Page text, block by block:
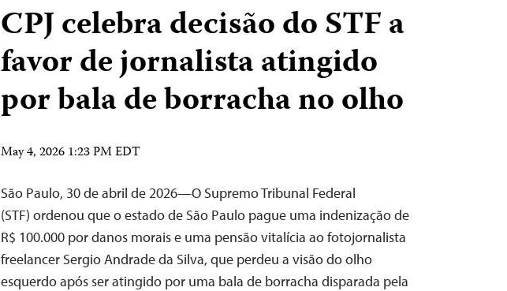
CPJ celebra decisão do STF a
favor de jornalista atingido
por bala de borracha no olho
May 4, 2026 1:23 PM EDT
São Paulo, 30 de abril de 2026—O Supremo Tribunal Federal
(STF) ordenou que o estado de São Paulo pague uma indenização de
R$ 100.000 por danos morais e uma pensão vitalícia ao fotojornalista
freelancer Sergio Andrade da Silva, que perdeu a visão do olho
esquerdo após ser atingido por uma bala de borracha disparada pela